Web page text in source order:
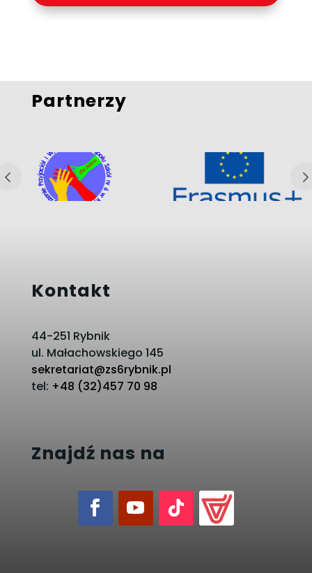
Partnerzy
Kontakt
44-251 Rybnik
ul. Małachowskiego 145
sekretariat@zs6rybnik.pl
tel: +48 (32)457 70 98
Znajdź nas na